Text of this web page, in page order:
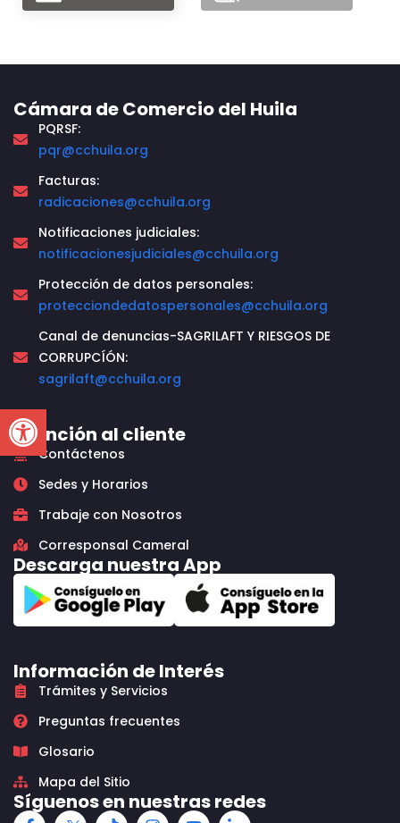
Open toolbar
Cámara de Comercio del Huila
PQRSF:
pqr@cchuila.org
Facturas:
radicaciones@cchuila.org
Notificaciones judiciales:
notificacionesjudiciales@cchuila.org
Protección de datos personales:
protecciondedatospersonales@cchuila.org
Canal de denuncias-SAGRILAFT Y RIESGOS DE
CORRUPCÍÓN:
sagrilaft@cchuila.org
Atención al cliente
Contáctenos
Sedes y Horarios
Trabaje con Nosotros
Corresponsal Cameral
Descarga nuestra App
Información de Interés
Trámites y Servicios
Preguntas frecuentes
Glosario
Mapa del Sitio
Síguenos en nuestras redes